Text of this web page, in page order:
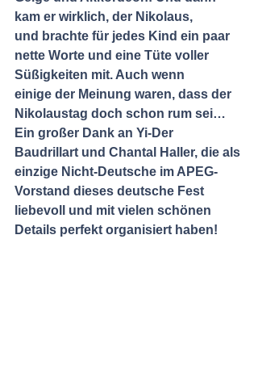
kam er wirklich, der Nikolaus,
und brachte für jedes Kind ein paar
nette Worte und eine Tüte voller
Süßigkeiten mit. Auch wenn
einige der Meinung waren, dass der
Nikolaustag doch schon rum sei…
Ein großer Dank an Yi-Der
Baudrillart und Chantal Haller, die als
einzige Nicht-Deutsche im APEG-
Vorstand dieses deutsche Fest
liebevoll und mit vielen schönen
Details perfekt organisiert haben!